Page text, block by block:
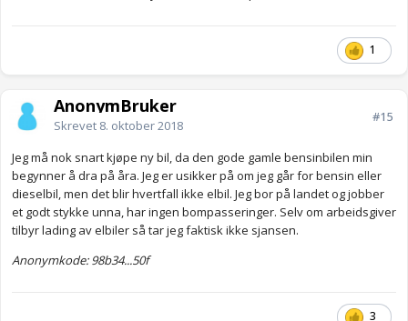
1
AnonymBruker
Skrevet 8. oktober 2018
#15
Jeg må nok snart kjøpe ny bil, da den gode gamle bensinbilen min
begynner å dra på åra. Jeg er usikker på om jeg går for bensin eller
dieselbil, men det blir hvertfall ikke elbil. Jeg bor på landet og jobber
et godt stykke unna, har ingen bompasseringer. Selv om arbeidsgiver
tilbyr lading av elbiler så tar jeg faktisk ikke sjansen.
Anonymkode: 98b34...50f
3